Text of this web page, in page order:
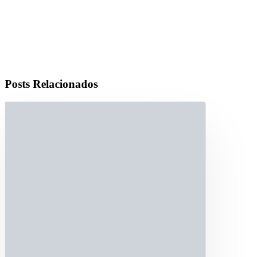
Posts Relacionados